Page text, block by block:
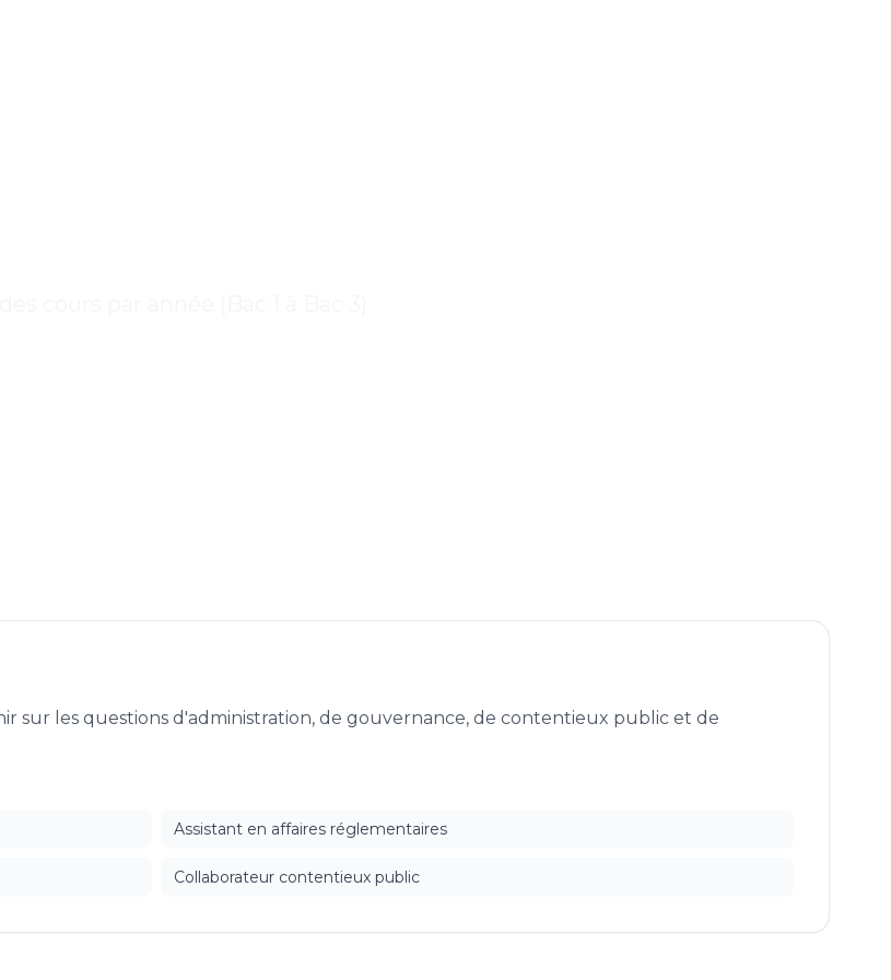
sur les questions d'administration, de gouvernance, de contentieux public et de
Assistant en affaires réglementaires
Collaborateur contentieux public